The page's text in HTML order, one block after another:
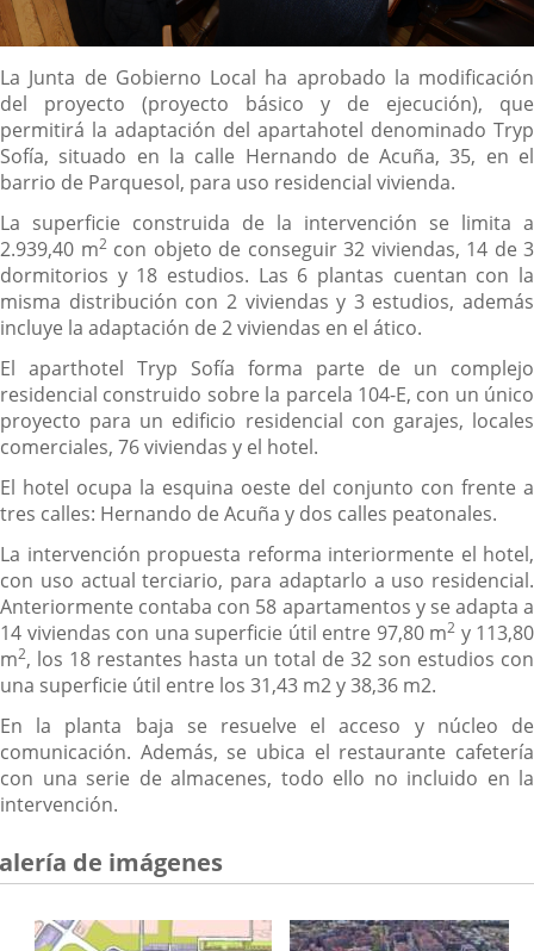
Descripción
La Junta de Gobierno Local ha aprobado la modificación
del proyecto (proyecto básico y de ejecución), que
permitirá la adaptación del apartahotel denominado Tryp
Sofía, situado en la calle Hernando de Acuña, 35, en el
barrio de Parquesol, para uso residencial vivienda.
La superficie construida de la intervención se limita a
2.939,40 m2con objeto de conseguir 32 viviendas, 14 de 3
dormitorios y 18 estudios. Las 6 plantas cuentan con la
misma distribución con 2 viviendas y 3 estudios, además
incluye la adaptación de 2 viviendas en el ático.
El aparthotel Tryp Sofía forma parte de un complejo
residencial construido sobre la parcela 104-E, con un único
proyecto para un edificio residencial con garajes, locales
comerciales, 76 viviendas y el hotel.
El hotel ocupa la esquina oeste del conjunto con frente a
tres calles: Hernando de Acuña y dos calles peatonales.
La intervención propuesta reforma interiormente el hotel,
con uso actual terciario, para adaptarlo a uso residencial.
Anteriormente contaba con 58 apartamentos y se adapta a
14 viviendas con una superficie útil entre 97,80 m2 y 113,80
m2, los 18 restantes hasta un total de 32 son estudios con
una superficie útil entre los 31,43 m2 y 38,36 m2.
En la planta baja se resuelve el acceso y núcleo de
comunicación. Además, se ubica el restaurante cafetería
con una serie de almacenes, todo ello no incluido en la
intervención.
de imágenes